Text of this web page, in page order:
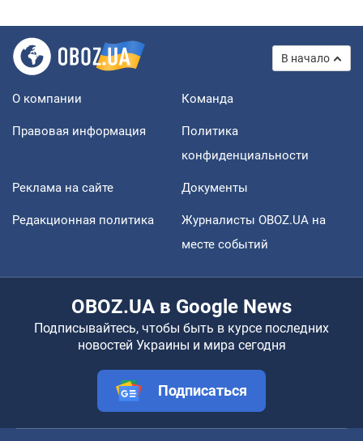
В начало
О компании Команда
Правовая информация
Политика
конфиденциальности
Реклама на сайте Документы
Редакционная политика
Журналисты OBOZ.UA на
месте событий
OBOZ.UA в Google News
Подписывайтесь, чтобы быть в курсе последних
новостей Украины и мира сегодня
Подписаться